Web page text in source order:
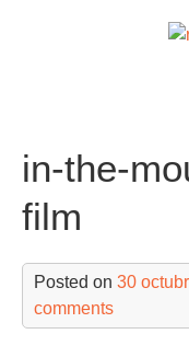
in-the-
film
Posted on 30
comments